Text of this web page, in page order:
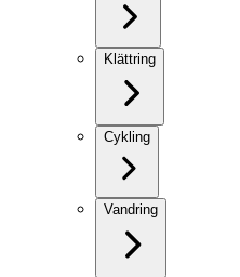
Klättring
Cykling
Vandring